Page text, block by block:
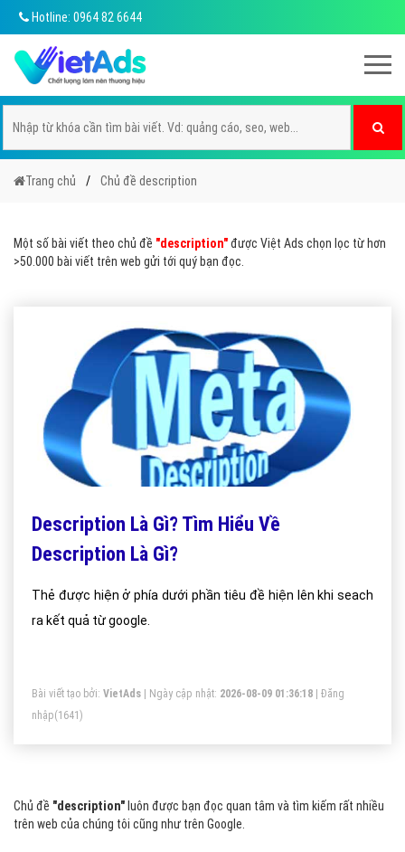
Hotline: 0964 82 6644
Trang chủ Chủ đề description
Một số bài viết theo chủ đề "description"được Việt Ads chọn lọc từ hơn
>50.000 bài viết trên web gửi tới quý bạn đọc.
Description Là Gì? Tìm Hiểu Về
Description Là Gì?
Thẻ được hiện ở phía dưới phần tiêu đề hiện lên khi seach
ra kết quả từ google.
Bài viết tạo bởi: VietAds | Ngày cập nhật: 2026-08-09 01:36:18
Đăng
nhập(1641)
Chủ đề "description" luôn được bạn đọc quan tâm và tìm kiếm rất nhiều
trên web của chúng tôi cũng như trên Google.